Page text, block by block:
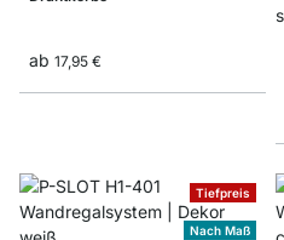
ab 17,95 €
Tiefpreis
Nach Maß